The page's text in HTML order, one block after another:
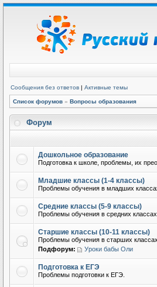
Сообщения без ответов | Активные темы
Список форумов » Вопросы образования
Форум
Дошкольное образование
Подготовка к школе, проблемы, их
Младшие классы (1-4 классы)
Проблемы обучения в младших
Средние классы (5-9 классы)
Проблемы обучения в средних классах.
Старшие классы (10-11 классы)
Проблемы обучения в старших классах.
Подфорум:
Уроки бабы Оли
Подготовка к ЕГЭ
Проблемы подготовки к ЕГЭ.